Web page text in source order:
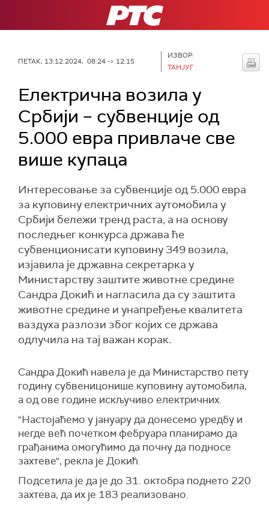
РТС
ПЕТАК, 13.12.2024, 08:24 -> 12:15
ИЗВОР:
ТАНЈУГ
Електрична возила у
Србији – субвенције од
5.000 евра привлаче све
више купаца
Интересовање за субвенције од 5.000 евра
за куповину електричних аутомобила у
Србији бележи тренд раста, а на основу
последњег конкурса држава ће
субвенционисати куповину 349 возила,
изјавила је државна секретарка у
Министарству заштите животне средине
Сандра Докић и нагласила да су заштита
животне средине и унапређење квалитета
ваздуха разлози због којих се држава
одлучила на тај важан корак.
Сандра Докић навела је да Министарство пету
годину субвеницонише куповину аутомобила,
а од ове године искључиво електричних.
"Настојаћемо у јануару да донесемо уредбу и
негде већ почетком фебруара планирамо да
грађанима омогућимо да почну да подносе
захтеве", рекла је Докић.
Подсетила је да је до 31. октобра поднето 220
захтева, да их је 183 реализовано.